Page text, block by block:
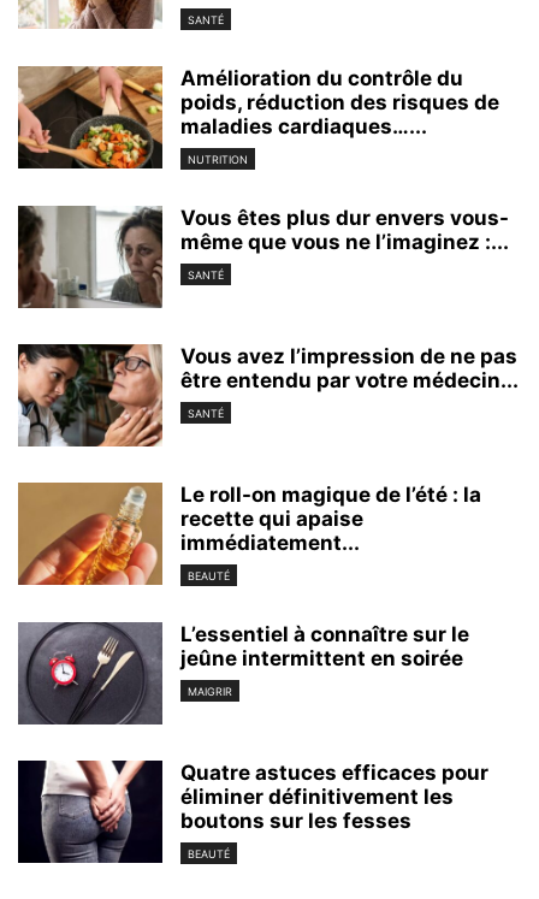
SANTÉ
Amélioration du contrôle du
poids, réduction des risques de
maladies cardiaques…...
NUTRITION
Vous êtes plus dur envers vous-
même que vous ne l’imaginez :...
SANTÉ
Vous avez l’impression de ne pas
être entendu par votre médecin...
SANTÉ
Le roll-on magique de l’été : la
recette qui apaise
immédiatement...
BEAUTÉ
L’essentiel à connaître sur le
jeûne intermittent en soirée
MAIGRIR
Quatre astuces efficaces pour
éliminer définitivement les
boutons sur les fesses
BEAUTÉ